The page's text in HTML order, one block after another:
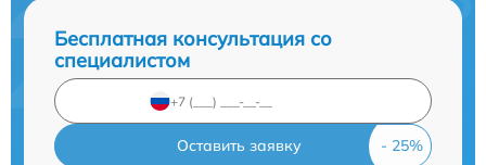
Бесплатная консультация со
специалистом
Оставить заявку